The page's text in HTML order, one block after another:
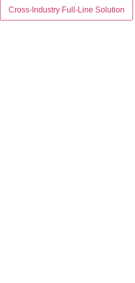
Cross-Industry Full-Line Solution